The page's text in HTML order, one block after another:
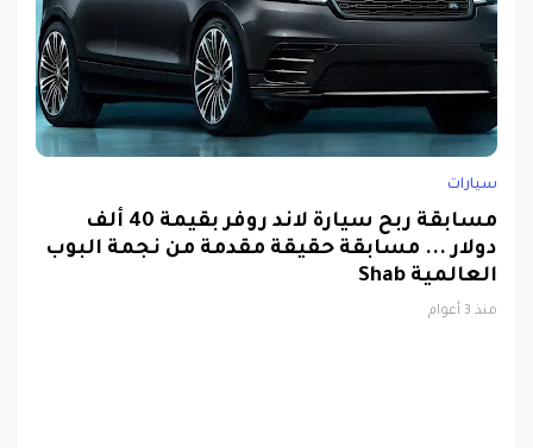
سيارات
مسابقة ربح سيارة لاند روفر بقيمة 40 ألف
دولار ... مسابقة حقيقة مقدمة من نجمة البوب
العالمية Shab
منذ 3 أعوام